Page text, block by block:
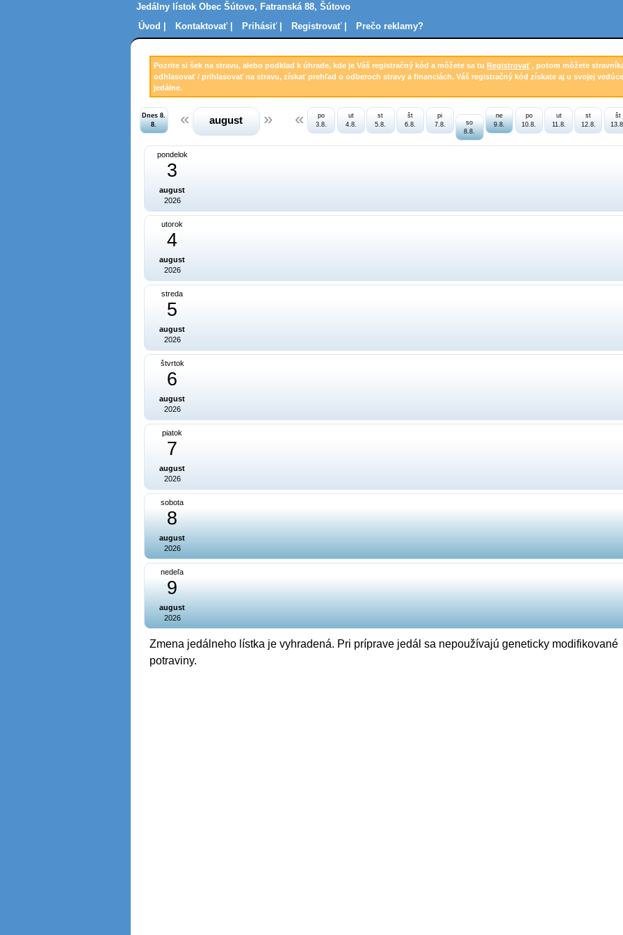
Jedálny lístok Obec Šútovo, Fatranská 88, Šútovo
Úvod |
Kontaktovať | Prihásiť | Registrovať | Prečo reklamy?
Pozrite si šek na stravu, alebo podklad k úhrade, kde je Váš registračný kód a môžete sa tu Registrovať, potom môžete
odhlasovať / prihlasovať na stravu, získať prehľad o odberoch stravy a financiách. Váš registračný kód získate aj u svojej
jedálne.
Dnes 8.
8.
august
po
3.8.
ut
4.8.
st
5.8.
št
6.8.
pi
7.8.
so
8.8.
ne
9.8.
po
10.8.
ut
11.8.
st
12.8.
št
pondelok
3
august
2026
utorok
4
august
2026
streda
5
august
2026
štvrtok
6
august
2026
piatok
7
august
2026
sobota
8
august
2026
nedeľa
9
august
2026
Zmena jedálneho lístka je vyhradená. Pri príprave jedál sa nepoužívajú geneticky modifikované
potraviny.